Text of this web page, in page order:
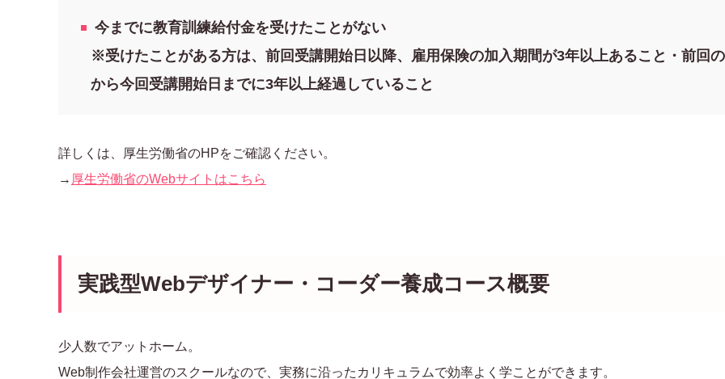
今までに教育訓練給付金を受けたことがない
※受けたことがある方は、前回受講開始日以降、雇用保険の加入期間が3年以上あること・前回
から今回受講開始日までに3年以上経過していること
詳しくは、厚生労働省のHPをご確認ください。
→ 厚生労働省のWebサイトはこちら
実践型Webデザイナー・コーダー養成コース概要
少人数でアットホーム。
Web制作会社運営のスクールなので、実務に沿ったカリキュラムで効率よく学ことができます。